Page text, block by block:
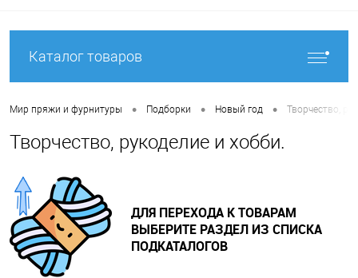
Каталог товаров
Мир пряжи и фурнитуры • Подборки • Новый год • Творчество,
Творчество, рукоделие и хобби.
ДЛЯ ПЕРЕХОДА К ТОВАРАМ
ВЫБЕРИТЕ РАЗДЕЛ ИЗ СПИСКА
ПОДКАТАЛОГОВ